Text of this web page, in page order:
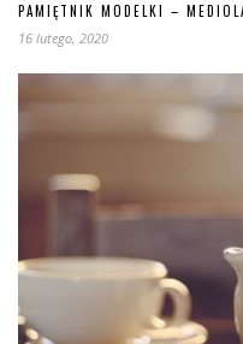
PAMIĘTNIK MODELKI –
16 lutego, 2020